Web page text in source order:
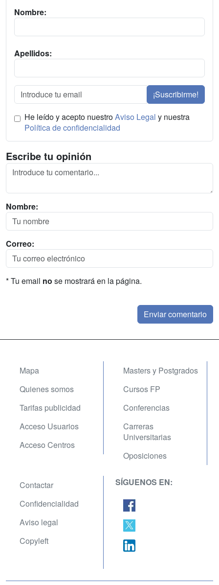
Nombre:
Apellidos:
¡Suscribirme!
He leído y acepto nuestroAviso Legal y nuestra
Política de confidencialidad
Escribe tu opinión
Nombre:
Correo:
* Tu email no se mostrará en la página.
Mapa
Quienes somos
Tarifas publicidad
Acceso Usuarios
Acceso Centros
Masters y Postgrados
Cursos FP
Conferencias
Carreras
Universitarias
Oposiciones
Contactar
Confidencialidad
Aviso legal
Copyleft
SÍGUENOS EN: